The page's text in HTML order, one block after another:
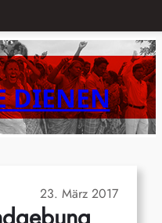
DIENEN
23. März 2017